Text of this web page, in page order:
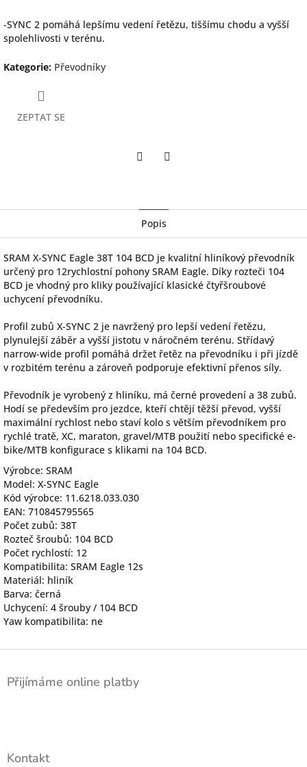
-SYNC 2 pomáhá lepšímu vedení řetězu, tiššímu chodu a vyšší
spolehlivosti v terénu.
Kategorie: Převodníky
ZEPTAT SE
Popis
SRAM X-SYNC Eagle 38T 104 BCD je kvalitní hliníkový převodník
určený pro 12rychlostní pohony SRAM Eagle. Díky rozteči 104
BCD je vhodný pro kliky používající klasické čtyřšroubové
uchycení převodníku.
Profil zubů X-SYNC 2 je navržený pro lepší vedení řetězu,
plynulejší záběr a vyšší jistotu v náročném terénu. Střídavý
narrow-wide profil pomáhá držet řetěz na převodníku i při jízdě
v rozbitém terénu a zároveň podporuje efektivní přenos síly.
Převodník je vyrobený z hliníku, má černé provedení a 38 zubů.
Hodí se především pro jezdce, kteří chtějí těžší převod, vyšší
maximální rychlost nebo staví kolo s větším převodníkem pro
rychlé tratě, XC, maraton, gravel/MTB použití nebo specifické e-
bike/MTB konfigurace s klikami na 104 BCD.
Výrobce: SRAM
Model: X-SYNC Eagle
Kód výrobce: 11.6218.033.030
EAN: 710845795565
Počet zubů: 38T
Rozteč šroubů: 104 BCD
Počet rychlostí: 12
Kompatibilita: SRAM Eagle 12s
Materiál: hliník
Barva: černá
Uchycení: 4 šrouby / 104 BCD
Yaw kompatibilita: ne
Z
Přijímáme online platby
Kontakt